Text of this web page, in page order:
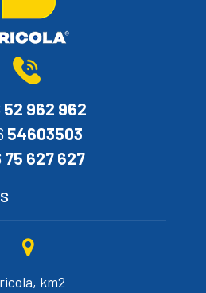
52 962 962
54603503
75 627 627
km2